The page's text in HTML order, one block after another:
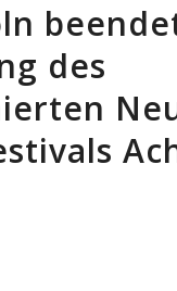
des